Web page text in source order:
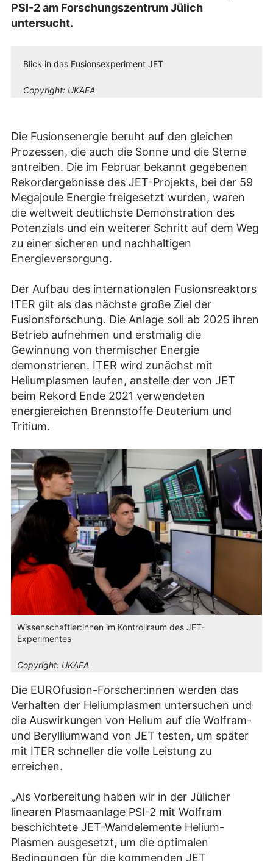
PSI-2 am Forschungszentrum Jülich
untersucht.
Blick in das Fusionsexperiment JET
Copyright: UKAEA
Die Fusionsenergie beruht auf den gleichen
Prozessen, die auch die Sonne und die Sterne
antreiben. Die im Februar bekannt gegebenen
Rekordergebnisse des JET-Projekts, bei der 59
Megajoule Energie freigesetzt wurden, waren
die weltweit deutlichste Demonstration des
Potenzials und ein weiterer Schritt auf dem Weg
zu einer sicheren und nachhaltigen
Energieversorgung.
Der Aufbau des internationalen Fusionsreaktors
ITER gilt als das nächste große Ziel der
Fusionsforschung. Die Anlage soll ab 2025 ihren
Betrieb aufnehmen und erstmalig die
Gewinnung von thermischer Energie
demonstrieren. ITER wird zunächst mit
Heliumplasmen laufen, anstelle der von JET
beim Rekord Ende 2021 verwendeten
energiereichen Brennstoffe Deuterium und
Tritium.
Wissenschaftler:innen im Kontrollraum des JET-
Experimentes
Copyright: UKAEA
Die EUROfusion-Forscher:innen werden das
Verhalten der Heliumplasmen untersuchen und
die Auswirkungen von Helium auf die Wolfram-
und Berylliumwand von JET testen, um später
mit ITER schneller die volle Leistung zu
erreichen.
„Als Vorbereitung haben wir in der Jülicher
linearen Plasmaanlage PSI-2 mit Wolfram
beschichtete JET-Wandelemente Helium-
Plasmen ausgesetzt, um die optimalen
Bedingungen für die kommenden JET